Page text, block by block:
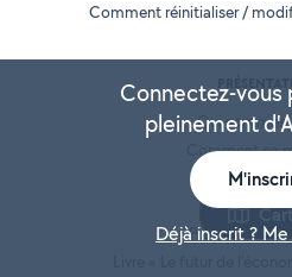
Comment réinitialiser /
Qui
Comment ça
AlloVoisins
Toutes les
Proposer mes
Connectez-
pleinement
Déjà inscrit ?